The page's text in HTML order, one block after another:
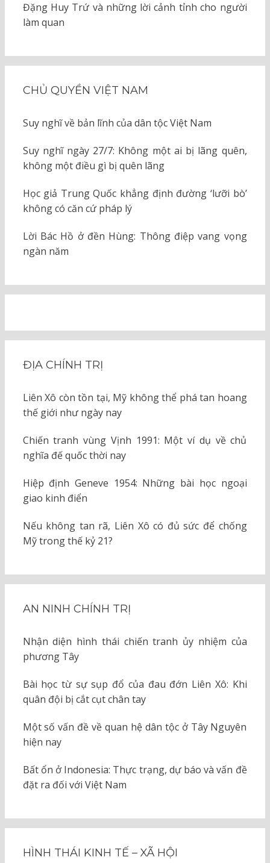
Đặng Huy Trứ và những lời cảnh tỉnh cho người
làm quan
CHỦ QUYỀN VIỆT NAM
Suy nghĩ về bản lĩnh của dân tộc Việt Nam
Suy nghĩ ngày 27/7: Không một ai bị lãng quên,
không một điều gì bị quên lãng
Học giả Trung Quốc khẳng định đường ‘lưỡi bò’
không có căn cứ pháp lý
Lời Bác Hồ ở đền Hùng: Thông điệp vang vọng
ngàn năm
ĐỊA CHÍNH TRỊ
Liên Xô còn tồn tại, Mỹ không thể phá tan hoang
thế giới như ngày nay
Chiến tranh vùng Vịnh 1991: Một ví dụ về chủ
nghĩa đế quốc thời nay
Hiệp định Geneve 1954: Những bài học ngoại
giao kinh điển
Nếu không tan rã, Liên Xô có đủ sức để chống
Mỹ trong thế kỷ 21?
AN NINH CHÍNH TRỊ
Nhận diện hình thái chiến tranh ủy nhiệm của
phương Tây
Bài học từ sự sụp đổ của đau đớn Liên Xô: Khi
quân đội bị cắt cụt chân tay
Một số vấn đề về quan hệ dân tộc ở Tây Nguyên
hiện nay
Bất ổn ở Indonesia: Thực trạng, dự báo và vấn đề
đặt ra đối với Việt Nam
HÌNH THÁI KINH TẾ – XÃ HỘI